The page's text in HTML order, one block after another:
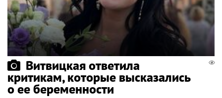
Витвицкая ответила
критикам, которые высказались
о ее беременности